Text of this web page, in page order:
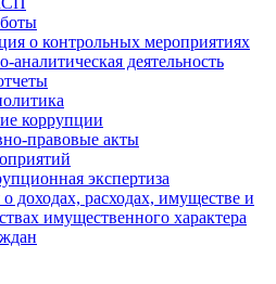
о контрольных мероприятиях
аналитическая деятельность
коррупции
правовые акты
экспертиза
доходах, расходах, имуществе и
имущественного характера